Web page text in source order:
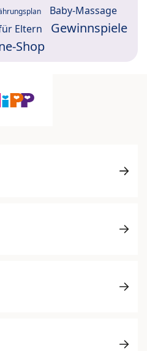
Baby-Massage
Eltern
Gewinnspiele
Shop